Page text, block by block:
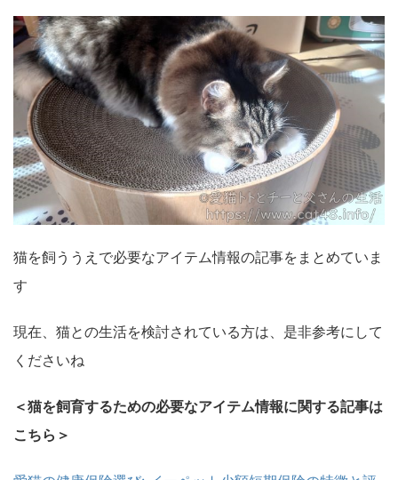
猫を飼ううえで必要なアイテム情報の記事をまとめていま
す
現在、猫との生活を検討されている方は、是非参考にして
くださいね
＜猫を飼育するための必要なアイテム情報に関する記事は
こちら＞